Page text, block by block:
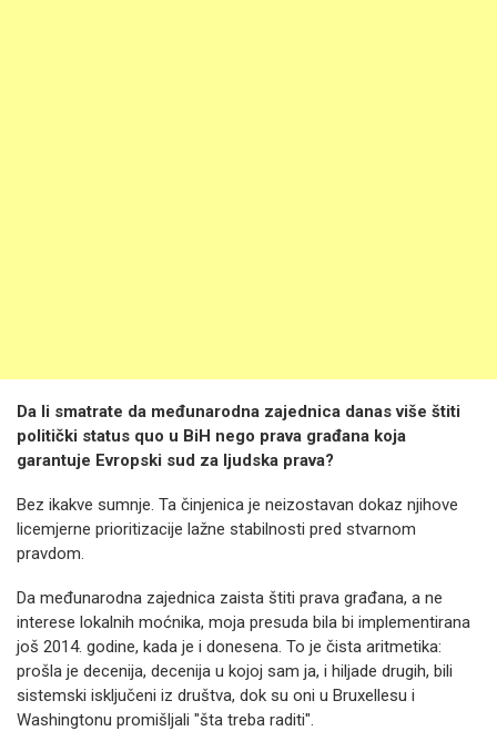
Da li smatrate da međunarodna zajednica danas više štiti
politički status quo u BiH nego prava građana koja
garantuje Evropski sud za ljudska prava?
Bez ikakve sumnje. Ta činjenica je neizostavan dokaz njihove
licemjerne prioritizacije lažne stabilnosti pred stvarnom
pravdom.
Da međunarodna zajednica zaista štiti prava građana, a ne
interese lokalnih moćnika, moja presuda bila bi implementirana
još 2014. godine, kada je i donesena. To je čista aritmetika:
prošla je decenija, decenija u kojoj sam ja, i hiljade drugih, bili
sistemski isključeni iz društva, dok su oni u Bruxellesu i
Washingtonu promišljali "šta treba raditi".